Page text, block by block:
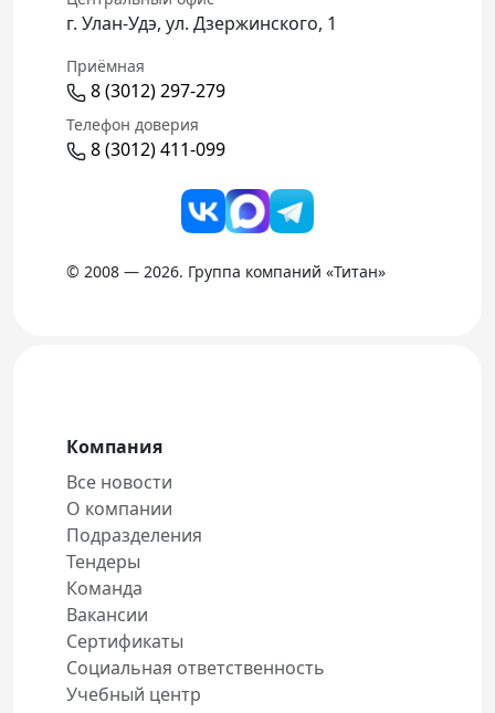
г. Улан-Удэ, ул. Дзержинского, 1
Приёмная
8 (3012) 297-279
Телефон доверия
8 (3012) 411-099
© 2008 — 2026. Группа компаний «Титан»
Компания
Все новости
О компании
Подразделения
Тендеры
Команда
Вакансии
Сертификаты
Социальная ответственность
Учебный центр